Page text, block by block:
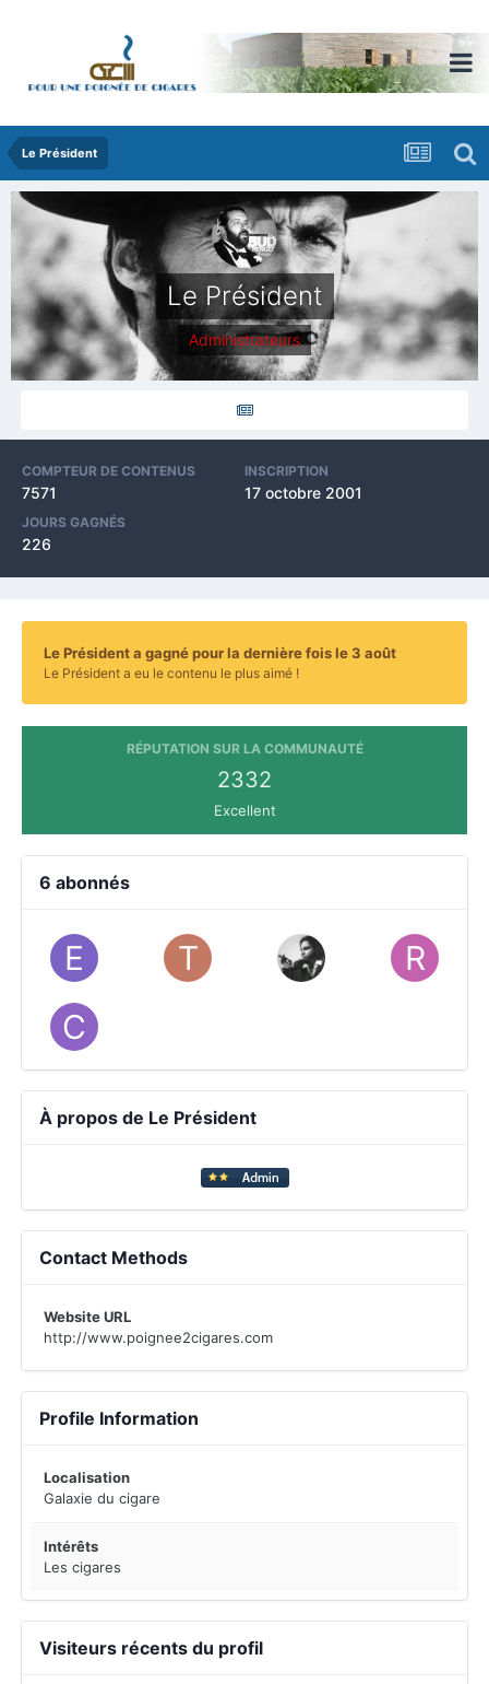
Le Président
Le Président
Administrateurs
COMPTEUR DE CONTENUS
7571
INSCRIPTION
17 octobre 2001
JOURS GAGNÉS
226
Le Président a gagné pour la dernière fois le 3 août
Le Président a eu le contenu le plus aimé !
RÉPUTATION SUR LA COMMUNAUTÉ
2332
Excellent
6 abonnés
À propos de Le Président
Contact Methods
Website URL
http://www.poignee2cigares.com
Profile Information
Localisation
Galaxie du cigare
Intérêts
Les cigares
Visiteurs récents du profil